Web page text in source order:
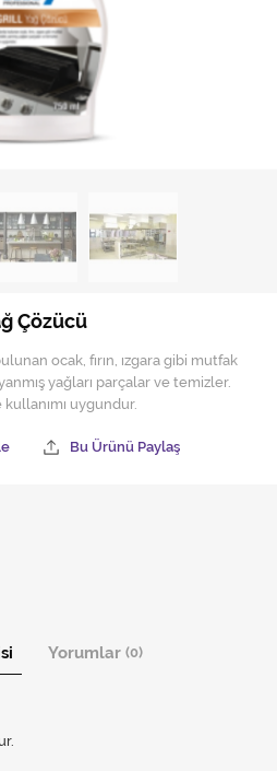
Çözücü
ocak, fırın, ızgara gibi mutfak
yağları parçalar ve temizler.
uygundur.
Bu Ürünü Paylaş
Yorumlar (0)